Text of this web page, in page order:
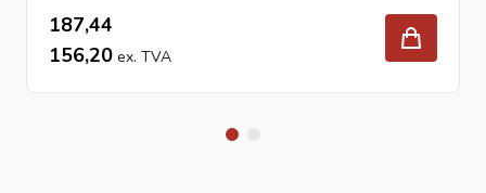
187,44
156,20